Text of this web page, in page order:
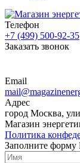
Телефон
+7 (499) 500-92-35
Заказать звонок
Email
Адрес
город Москва,
Магазин
Политика
Заполните форму